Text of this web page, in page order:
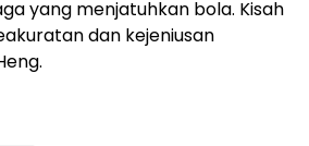
yang menjatuhkan bola. Kisah
dan kejeniusan